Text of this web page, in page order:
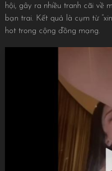
hội, gây ra nhiều tranh cãi về
bạn trai. Kết quả là cụm từ
hot trong cộng đồng mạng.